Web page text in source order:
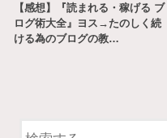
【感想】『読まれる・稼げる ブ
ログ術大全』ヨス→たのしく続
ける為のブログの教…